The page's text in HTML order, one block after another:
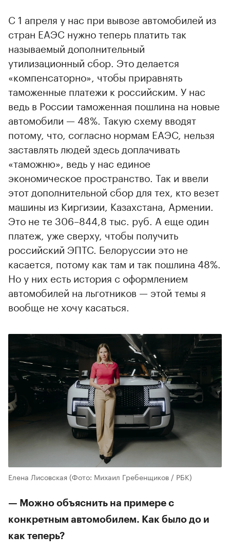
С 1 апреля у нас при вывозе автомобилей из
стран ЕАЭС нужно теперь платить так
называемый дополнительный
утилизационный сбор. Это делается
«компенсаторно», чтобы приравнять
таможенные платежи к российским. У нас
ведь в России таможенная пошлина на новые
автомобили — 48%. Такую схему вводят
потому, что, согласно нормам ЕАЭС, нельзя
заставлять людей здесь доплачивать
«таможню», ведь у нас единое
экономическое пространство. Так и ввели
этот дополнительной сбор для тех, кто везет
машины из Киргизии, Казахстана, Армении.
Это не те 306–844,8 тыс. руб. А еще один
платеж, уже cверху, чтобы получить
российский ЭПТС. Белоруссии это не
касается, потому как там и так пошлина 48%.
Но у них есть история с оформлением
автомобилей на льготников — этой темы я
вообще не хочу касаться.
Елена Лисовская (Фото: Михаил Гребенщиков / РБК)
— Можно объяснить на примере с
конкретным автомобилем. Как было до и
как теперь?